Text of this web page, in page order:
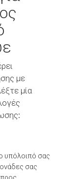
με
μία
υπόλοιπό σας
σας